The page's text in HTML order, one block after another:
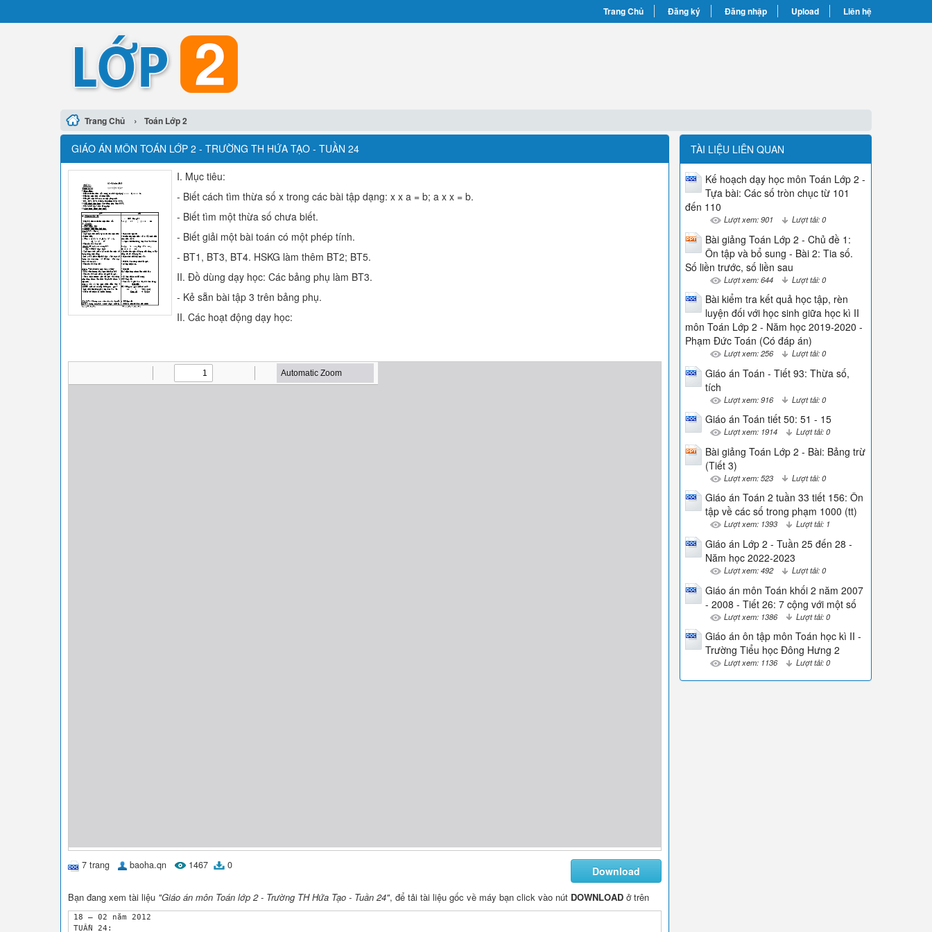
Trang Chủ Đăng ký Đăng nhập Upload Liên hệ
Trang Chủ › Toán Lớp 2
GIÁO ÁN MÔN TOÁN LỚP 2 - TRƯỜNG TH HỨA TẠO - TUẦN 24
I. Mục tiêu:
- Biết cách tìm thừa số x trong các bài tập dạng: x x a = b; a x x = b.
- Biết tìm một thừa số chưa biết.
- Biết giải một bài toán có một phép tính.
- BT1, BT3, BT4. HSKG làm thêm BT2; BT5.
II. Đồ dùng dạy học: Các bảng phụ làm BT3.
- Kẻ sẵn bài tập 3 trên bảng phụ.
II. Các hoạt động dạy học:
7 trang baoha.qn 1467 0 Download
Bạn đang xem tài liệu "Giáo án môn Toán lớp 2 - Trường TH Hứa Tạo - Tuần 24", để tải tài liệu gốc về máy bạn click vào nút DOWNLOAD ở trên
18 – 02 năm 2012
TUẦN 24:
TÀI LIỆU LIÊN QUAN
Kế hoạch dạy học môn Toán Lớp 2 -
Tựa bài: Các số tròn chục từ 101
đến 110
Lượt xem: 901 Lượt tải: 0
Bài giảng Toán Lớp 2 - Chủ đề 1:
Ôn tập và bổ sung - Bài 2: Tia số.
Số liền trước, số liền sau
Lượt xem: 644 Lượt tải: 0
Bài kiểm tra kết quả học tập, rèn
luyện đối với học sinh giữa học kì II
môn Toán Lớp 2 - Năm học 2019-2020 -
Phạm Đức Toán (Có đáp án)
Lượt xem: 256 Lượt tải: 0
Giáo án Toán - Tiết 93: Thừa số,
tích
Lượt xem: 916 Lượt tải: 0
Giáo án Toán tiết 50: 51 - 15
Lượt xem: 1914 Lượt tải: 0
Bài giảng Toán Lớp 2 - Bài: Bảng trừ
(Tiết 3)
Lượt xem: 523 Lượt tải: 0
Giáo án Toán 2 tuần 33 tiết 156: Ôn
tập về các số trong phạm 1000 (tt)
Lượt xem: 1393 Lượt tải: 1
Giáo án Lớp 2 - Tuần 25 đến 28 -
Năm học 2022-2023
Lượt xem: 492 Lượt tải: 0
Giáo án môn Toán khối 2 năm 2007
- 2008 - Tiết 26: 7 cộng với một số
Lượt xem: 1386 Lượt tải: 0
Giáo án ôn tập môn Toán học kì II -
Trường Tiểu học Đông Hưng 2
Lượt xem: 1136 Lượt tải: 0